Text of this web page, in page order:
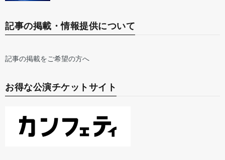
記事の掲載・情報提供について
記事の掲載をご希望の方へ
お得な公演チケットサイト